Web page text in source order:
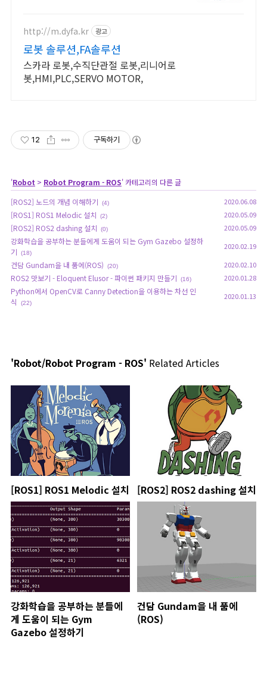
http://m.dyfa.kr 광고
로봇 솔루션,FA솔루션
스카라 로봇,수직단관절 로봇,리니어로
봇,HMI,PLC,SERVO MOTOR,
12 구독하기
'Robot > Robot Program - ROS' 카테고리의 다른 글
[ROS2] 노드의 개념 이해하기
(4) 2020.06.08
[ROS1] ROS1 Melodic 설치 (2) 2020.05.09
[ROS2] ROS2 dashing 설치 (0) 2020.05.09
강화학습을 공부하는 분들에게 도움이 되는 Gym Gazebo 설정하
기
(18)
2020.02.19
건담 Gundam을 내 품에(ROS) (20) 2020.02.10
ROS2 맛보기 - Eloquent Elusor - 파이썬 패키지 만들기 (16) 2020.01.28
Python에서 OpenCV로 Canny Detection을 이용하는 차선 인
식
(22)
2020.01.13
'Robot/Robot Program - ROS' Related Articles
[ROS1] ROS1 Melodic 설치 [ROS2] ROS2 dashing 설치
강화학습을 공부하는 분들에
게 도움이 되는 Gym
Gazebo 설정하기
건담 Gundam을 내 품에
(ROS)